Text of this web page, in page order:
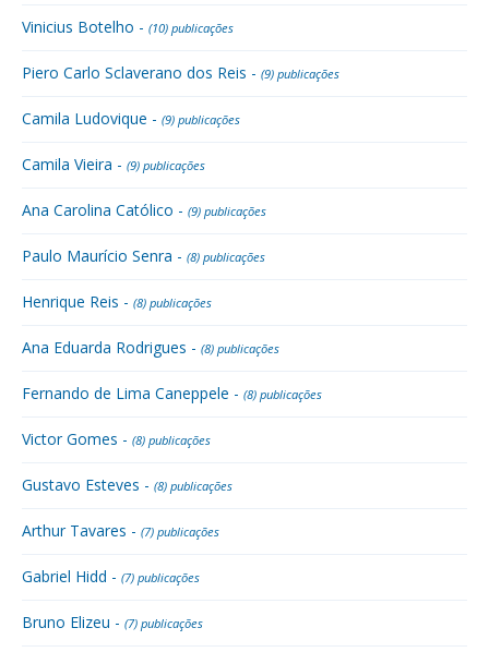
Vinicius Botelho - (10) publicações
Piero Carlo Sclaverano dos Reis - (9) publicações
Camila Ludovique - (9) publicações
Camila Vieira - (9) publicações
Ana Carolina Católico - (9) publicações
Paulo Maurício Senra - (8) publicações
Henrique Reis - (8) publicações
Ana Eduarda Rodrigues - (8) publicações
Fernando de Lima Caneppele - (8) publicações
Victor Gomes - (8) publicações
Gustavo Esteves - (8) publicações
Arthur Tavares - (7) publicações
Gabriel Hidd - (7) publicações
Bruno Elizeu - (7) publicações